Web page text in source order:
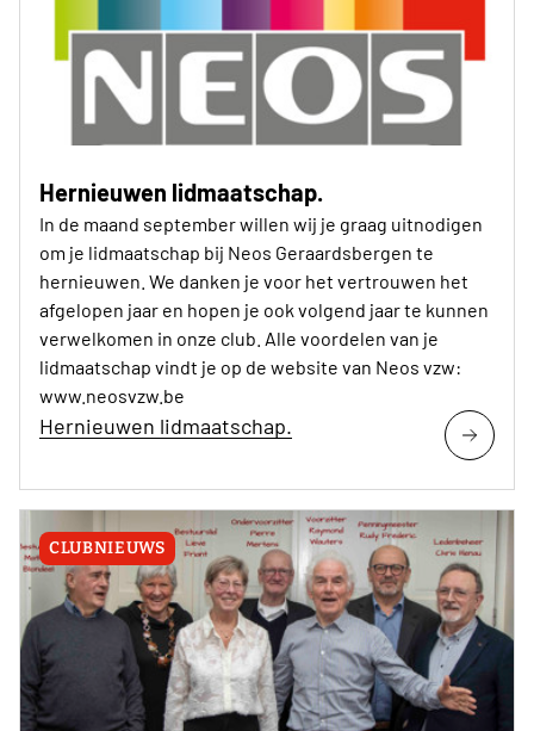
Hernieuwen lidmaatschap.
In de maand september willen wij je graag uitnodigen
om je lidmaatschap bij Neos Geraardsbergen te
hernieuwen. We danken je voor het vertrouwen het
afgelopen jaar en hopen je ook volgend jaar te kunnen
verwelkomen in onze club. Alle voordelen van je
lidmaatschap vindt je op de website van Neos vzw:
www.neosvzw.be
Hernieuwen lidmaatschap.
CLUBNIEUWS